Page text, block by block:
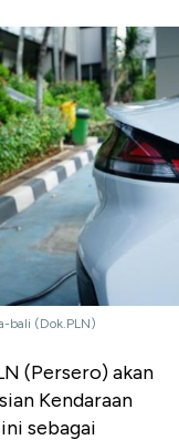
bali (Dok.PLN)
(Persero) akan
Kendaraan
sebagai